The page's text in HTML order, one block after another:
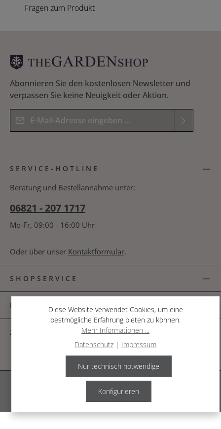
Fragen zum Produkt
Abonnieren Sie den kostenlosen Newsletter und
verpassen Sie keine Neuigkeit oder Aktion.
E-Mail-Adresse*
Kenntnis genommen und die
Bitte geben Sie das Ergebnis der Gleichung in das
SERVICE-HOTLINE
Beratung und Bestellannahme unter:
06821 - 207 1717
Mo-Fr, 09:00 - 16:00 Uhr
Oder über unser Kontaktformular.
SHOPSERVICE
INFORMATIONEN
ZAHLUNGSARTEN
Alle Preise inkl. gesetzl. Mehrwertsteuer zzgl.
Diese Website verwendet Cookies, um eine
bestmögliche Erfahrung bieten zu können.
Mehr Informationen ...
Datenschutz | Impressum
Nur technisch notwendige
Konfigurieren